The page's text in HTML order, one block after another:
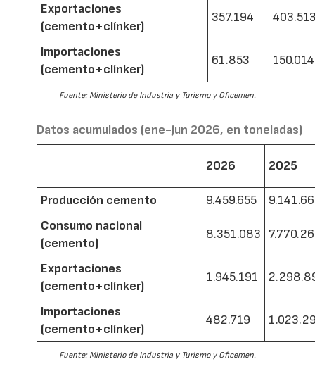
Exportaciones
(cemento+clínker)
357.194
Importaciones
(cemento+clínker)
61.853 150.014
Fuente: Ministerio de Industria y Turismo y Oficemen.
Datos acumulados (ene-jun 2026, en toneladas)
2026 2025
Producción cemento 9.459.655
Consumo nacional
(cemento)
8.351.083
Exportaciones
(cemento+clínker)
1.945.191
Importaciones
(cemento+clínker)
482.719
Fuente: Ministerio de Industria y Turismo y Oficemen.